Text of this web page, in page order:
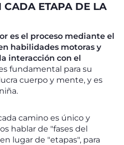
CADA ETAPA DE LA
es el proceso mediante el
habilidades motoras y
interacción con el
fundamental para su
cuerpo y mente, y es
camino es único y
hablar de "fases del
lugar de "etapas", para